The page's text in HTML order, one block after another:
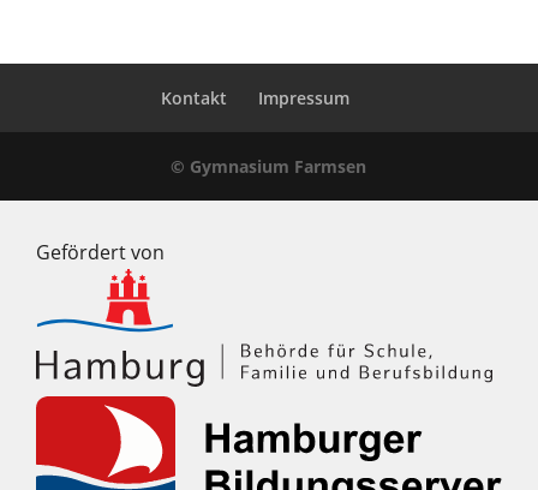
Kontakt Impressum
© Gymnasium Farmsen
Gefördert von